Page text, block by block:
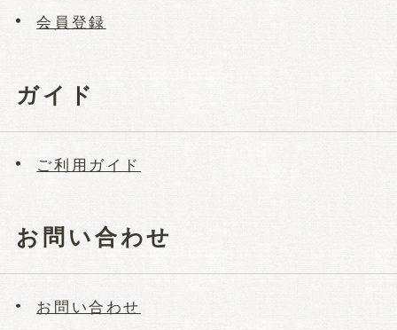
会員登録
ガイド
ご利用ガイド
お問い合わせ
お問い合わせ